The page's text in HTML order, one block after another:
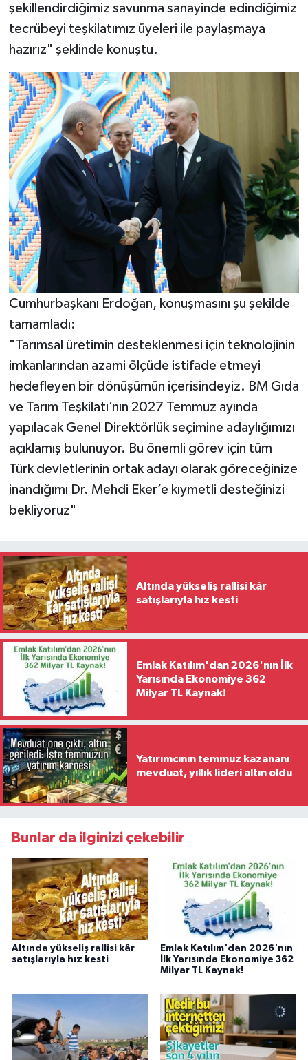
şekillendirdiğimiz savunma sanayinde edindiğimiz
tecrübeyi teşkilatımız üyeleri ile paylaşmaya
hazırız" şeklinde konuştu.
Cumhurbaşkanı Erdoğan, konuşmasını şu şekilde
tamamladı:
"Tarımsal üretimin desteklenmesi için teknolojinin
imkanlarından azami ölçüde istifade etmeyi
hedefleyen bir dönüşümün içerisindeyiz. BM Gıda
ve Tarım Teşkilatı’nın 2027 Temmuz ayında
yapılacak Genel Direktörlük seçimine adaylığımızı
açıklamış bulunuyor. Bu önemli görev için tüm
Türk devletlerinin ortak adayı olarak göreceğinize
inandığımı Dr. Mehdi Eker’e kıymetli desteğinizi
bekliyoruz"
Altında yükseliş rallisi kâr
satışlarıyla hız kesti
Emlak Katılım'dan 2026'nın İlk
Yarısında Ekonomiye 362
Milyar TL Kaynak!
Yatırımcının temmuz kazananı
mevduat, yıllık lideri altın oldu
Bunlar da ilginizi çekebilir
Altında yükseliş rallisi kâr
satışlarıyla hız kesti
Emlak Katılım'dan 2026'nın
İlk Yarısında Ekonomiye 362
Milyar TL Kaynak!